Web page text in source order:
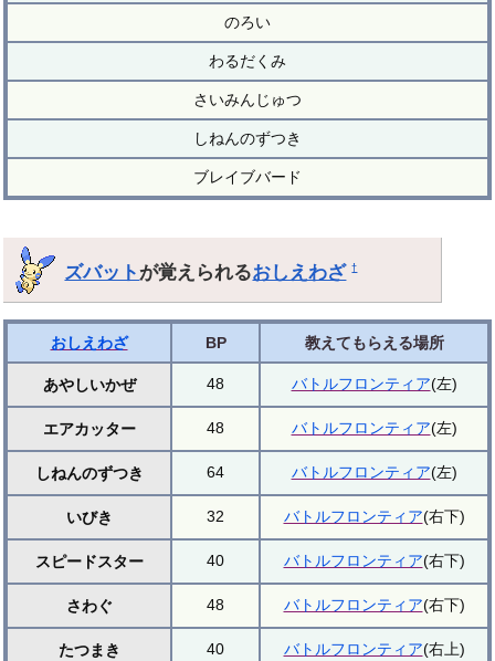
のろい
わるだくみ
さいみんじゅつ
しねんのずつき
ブレイブバード
ズバットが覚えられるおしえわざ †
おしえわざ BP 教えてもらえる場所
あやしいかぜ 48 バトルフロンティア(左)
エアカッター 48 バトルフロンティア(左)
しねんのずつき 64 バトルフロンティア(左)
いびき 32 バトルフロンティア(右下)
スピードスター 40 バトルフロンティア(右下)
さわぐ 48 バトルフロンティア(右下)
たつまき 40 バトルフロンティア(右上)